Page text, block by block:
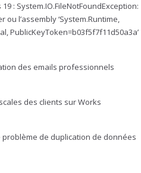
: System.IO.FileNotFoundException:
l’assembly ‘System.Runtime,
PublicKeyToken=b03f5f7f11d50a3a’
des emails professionnels
des clients sur Works
problème de duplication de données